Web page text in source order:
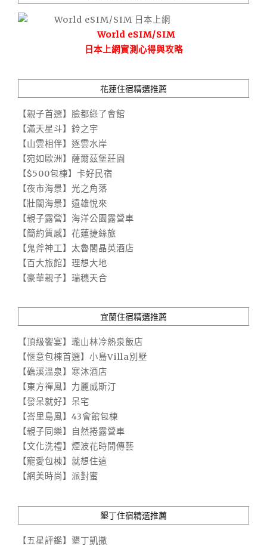
World eSIM/SIM
日本上網實測心得與攻略
花蓮住宿精選推薦
【親子首選】臉都綠了會館
【滿天星斗】鈴之宇
【山雲相伴】逐雲水岸
【宛如歐洲】薩爾茲堡莊園
【$500包棟】卡好民宿
【夜市海景】光之角落
【壯闊海景】遠雄悅來
【親子露營】海洋公園露營車
【簡約質感】花蓮捷絲旅
【鬼斧神工】太魯閣晶英酒店
【百大旅館】理想大地
【豪華親子】瑞穗天合
宜蘭住宿精選推薦
【頂級饗宴】瓏山林冷熱泉飯店
【愜意包棟首選】小島Villa別墅
【礁溪溫泉】寒沐酒店
【東方禪風】力麗威斯汀
【發呆就好】呆宅
【峇里島風】43會館包棟
【親子同樂】自然捲露營車
【文化洗禮】煙波花時間傳藝
【寵愛包棟】就想住這
【網美時尚】派對蜜
墾丁住宿精選推薦
【五星評鑑】墾丁凱撒